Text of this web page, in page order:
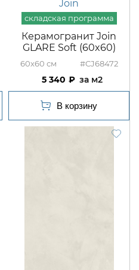
Join
Керамогранит Join
GLARE Soft (60x60)
60x60 #CJ68472
5 340 м2